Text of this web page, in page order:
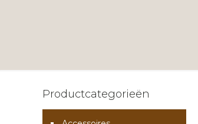
Productcategorieën